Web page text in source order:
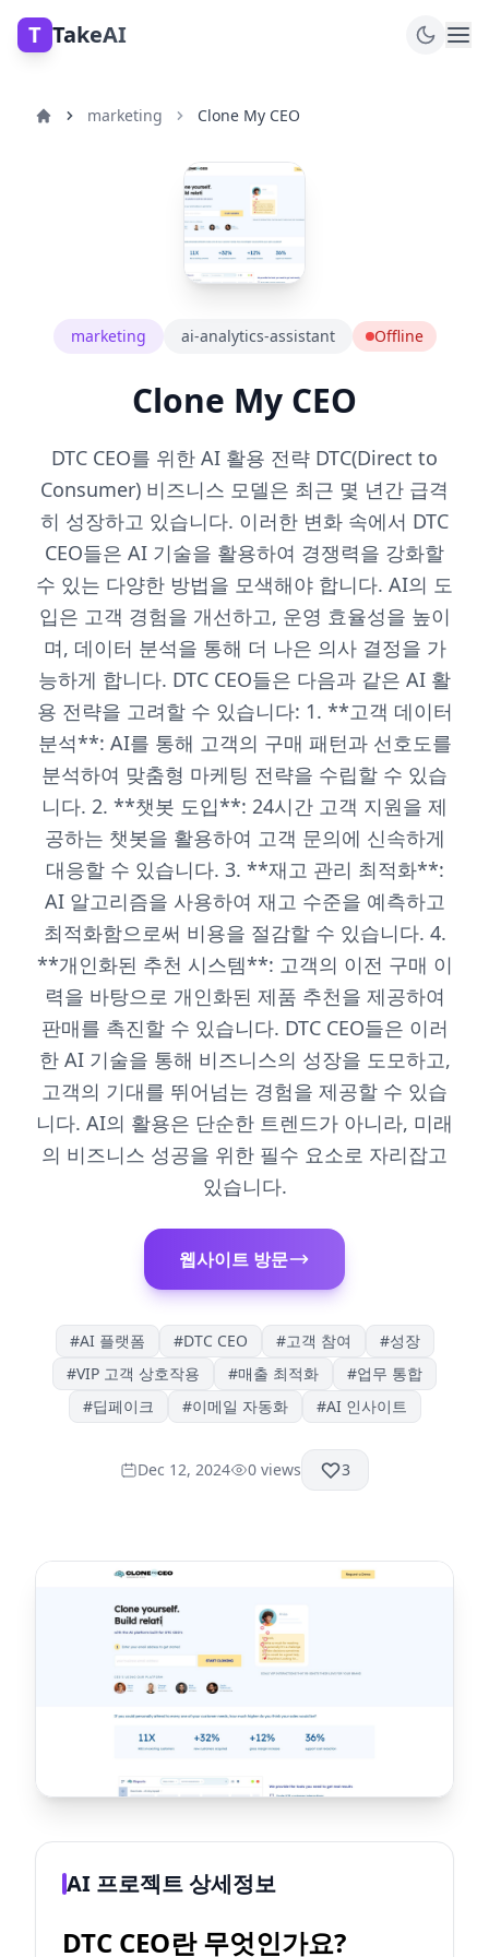
T TakeAI
marketing Clone My CEO
marketing ai-analytics-assistant Offline
Clone My CEO
DTC CEO를 위한 AI 활용 전략 DTC(Direct to
Consumer) 비즈니스 모델은 최근 몇 년간 급격
히 성장하고 있습니다. 이러한 변화 속에서 DTC
CEO들은 AI 기술을 활용하여 경쟁력을 강화할
수 있는 다양한 방법을 모색해야 합니다. AI의 도
입은 고객 경험을 개선하고, 운영 효율성을 높이
며, 데이터 분석을 통해 더 나은 의사 결정을 가
능하게 합니다. DTC CEO들은 다음과 같은 AI 활
용 전략을 고려할 수 있습니다: 1. **고객 데이터
분석**: AI를 통해 고객의 구매 패턴과 선호도를
분석하여 맞춤형 마케팅 전략을 수립할 수 있습
니다. 2. **챗봇 도입**: 24시간 고객 지원을 제
공하는 챗봇을 활용하여 고객 문의에 신속하게
대응할 수 있습니다. 3. **재고 관리 최적화**:
AI 알고리즘을 사용하여 재고 수준을 예측하고
최적화함으로써 비용을 절감할 수 있습니다. 4.
**개인화된 추천 시스템**: 고객의 이전 구매 이
력을 바탕으로 개인화된 제품 추천을 제공하여
판매를 촉진할 수 있습니다. DTC CEO들은 이러
한 AI 기술을 통해 비즈니스의 성장을 도모하고,
고객의 기대를 뛰어넘는 경험을 제공할 수 있습
니다. AI의 활용은 단순한 트렌드가 아니라, 미래
의 비즈니스 성공을 위한 필수 요소로 자리잡고
있습니다.
웹사이트 방문
#AI 플랫폼 #DTC CEO #고객 참여 #성장
#VIP 고객 상호작용 #매출 최적화 #업무 통합
#딥페이크 #이메일 자동화 #AI 인사이트
Dec 12, 2024 0 views 3
AI 프로젝트 상세정보
DTC CEO란 무엇인가요?